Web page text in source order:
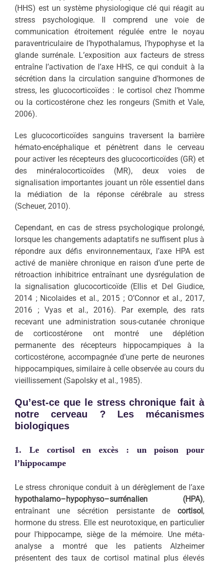
(HHS) est un système physiologique clé qui réagit au
stress psychologique. Il comprend une voie de
communication étroitement régulée entre le noyau
paraventriculaire de l’hypothalamus, l’hypophyse et la
glande surrénale. L’exposition aux facteurs de stress
entraîne l’activation de l’axe HHS, ce qui conduit à la
sécrétion dans la circulation sanguine d’hormones de
stress, les glucocorticoïdes : le cortisol chez l’homme
ou la corticostérone chez les rongeurs (Smith et Vale,
2006).
Les glucocorticoïdes sanguins traversent la barrière
hémato-encéphalique et pénètrent dans le cerveau
pour activer les récepteurs des glucocorticoïdes (GR) et
des minéralocorticoïdes (MR), deux voies de
signalisation importantes jouant un rôle essentiel dans
la médiation de la réponse cérébrale au stress
(Scheuer, 2010).
Cependant, en cas de stress psychologique prolongé,
lorsque les changements adaptatifs ne suffisent plus à
répondre aux défis environnementaux, l’axe HPA est
activé de manière chronique en raison d’une perte de
rétroaction inhibitrice entraînant une dysrégulation de
la signalisation glucocorticoïde (Ellis et Del Giudice,
2014 ; Nicolaides et al., 2015 ; O’Connor et al., 2017,
2016 ; Vyas et al., 2016). Par exemple, des rats
recevant une administration sous-cutanée chronique
de corticostérone ont montré une déplétion
permanente des récepteurs hippocampiques à la
corticostérone, accompagnée d’une perte de neurones
hippocampiques, similaire à celle observée au cours du
vieillissement (Sapolsky et al., 1985).
Qu’est-ce que le stress chronique fait à
notre cerveau ? Les mécanismes
biologiques
1. Le cortisol en excès : un poison pour
l’hippocampe
Le stress chronique conduit à un dérèglement de l’axe
hypothalamo–hypophyso–surrénalien (HPA),
entraînant une sécrétion persistante de cortisol,
hormone du stress. Elle est neurotoxique, en particulier
pour l’hippocampe, siège de la mémoire. Une méta-
analyse a montré que les patients Alzheimer
présentent des taux de cortisol matinal plus élevés